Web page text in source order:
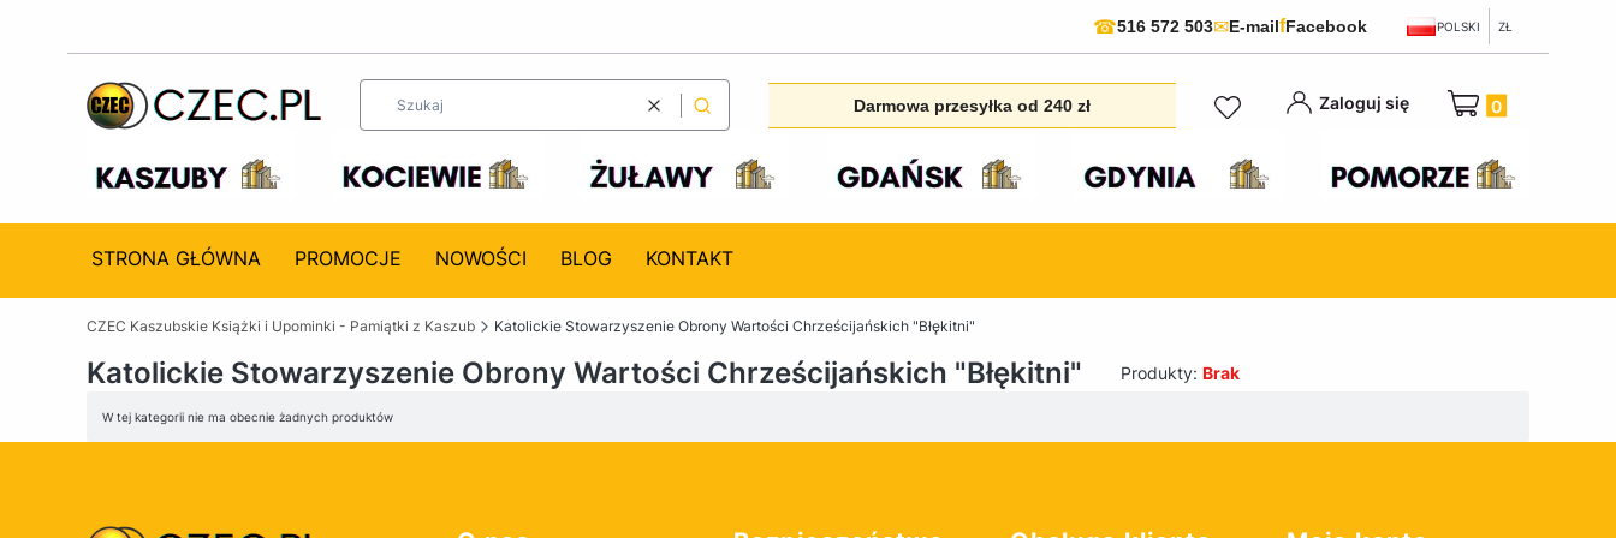
☎516 572 503✉E-mailfFacebook POLSKI ZŁ
WyczyśćSzukaj Darmowa przesyłka od 240 zł Zaloguj się Produkty w
STRONA GŁÓWNA PROMOCJE NOWOŚCI BLOG KONTAKT
CZEC Kaszubskie Książki i Upominki - Pamiątki z Kaszub Katolickie Stowarzyszenie Obrony Wartości Chrześcijańskich "Błękitni"
Katolickie Stowarzyszenie Obrony Wartości Chrześcijańskich "Błękitni" Produkty: Brak
Lista produktów
W tej kategorii nie ma obecnie żadnych produktów